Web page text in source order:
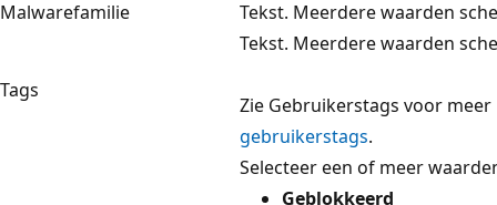
Malwarefamilie
Tekst. Meerdere waarden
Tags
Tekst. Meerdere waarden
Zie Gebruikerstags voor
gebruikerstags.
Selecteer een of meer
Geblokkeerd